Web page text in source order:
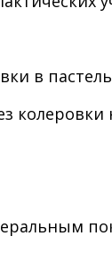
в